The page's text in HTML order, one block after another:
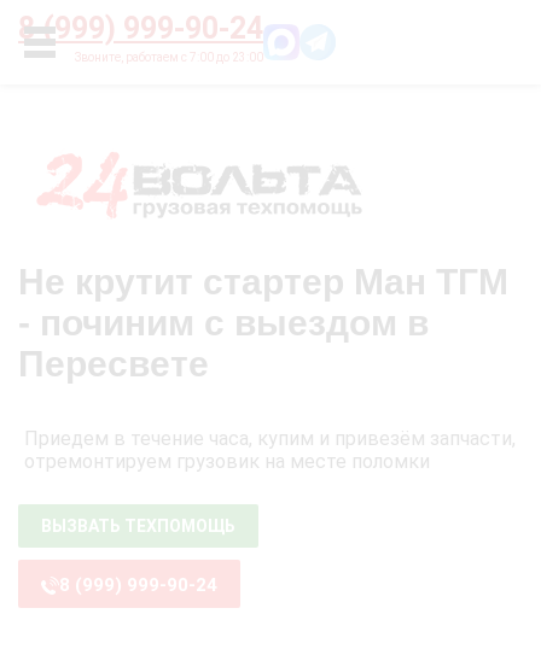
8 (999) 999-90-24
УСЛУГИ
Главная О нас Цены
Не крутит стартер Ман ТГМ
- починим с выездом в
Пересвете
Приедем в течение часа, купим и привезём запчасти,
отремонтируем грузовик на месте поломки
ВЫЗВАТЬ ТЕХПОМОЩЬ
8 (999) 999-90-24